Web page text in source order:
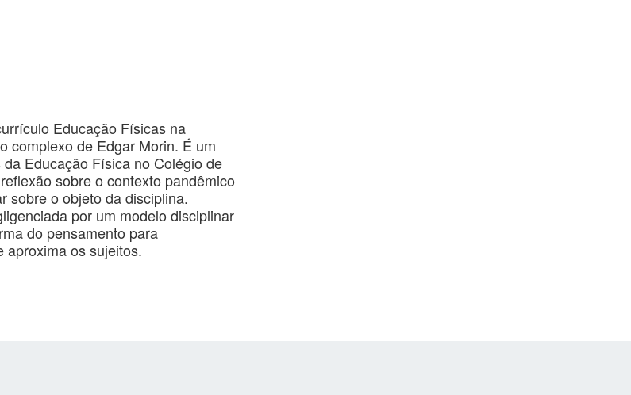
Educação Físicas na
complexo de Edgar Morin. É um
Educação Física no Colégio de
sobre o contexto pandêmico
sobre o objeto da disciplina.
por um modelo disciplinar
do pensamento para
aproxima os sujeitos.